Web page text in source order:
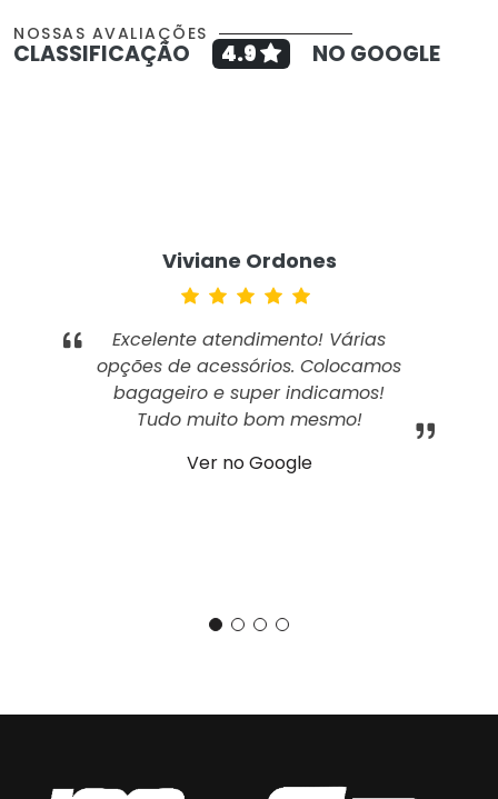
NOSSAS AVALIAÇÕES
CLASSIFICAÇÃO 4.9 NO GOOGLE
Viviane Ordones
Excelente atendimento! Várias
opções de acessórios. Colocamos
bagageiro e super indicamos!
Tudo muito bom mesmo!
Ver no Google